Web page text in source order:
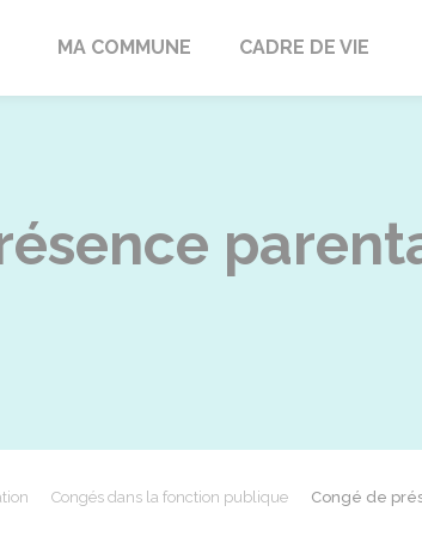
MA COMMUNE CADRE DE VIE
Congés dans la fonction publique
Congé de